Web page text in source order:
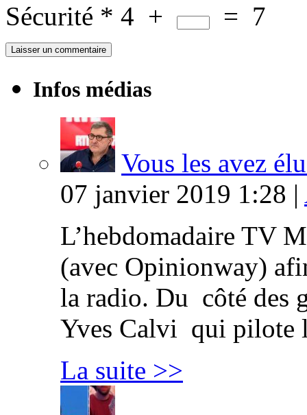
Sécurité * 4 + = 7
Infos médias
Vous les avez
07 janvier 2019 1:28 |
L’hebdomadaire TV
(avec Opinionway)
la radio. Du côté des
Yves Calvi qui
La suite >>